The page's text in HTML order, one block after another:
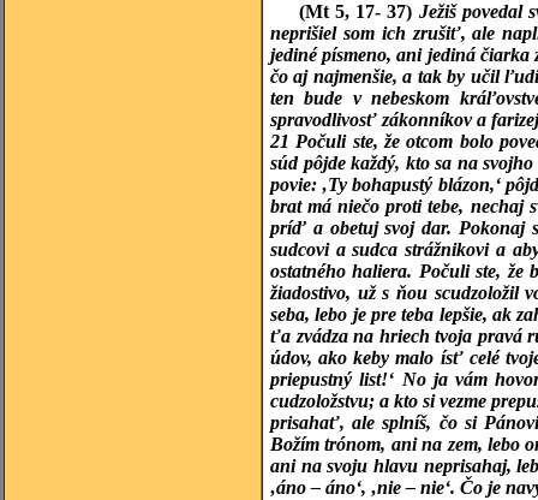
(Mt 5, 17- 37) Ježiš povedal
neprišiel som ich zrušiť, ale
jediné písmeno, ani jediná čiarka
čo aj najmenšie, a tak by učil
ten bude v nebeskom
spravodlivosť zákonníkov a
21 Počuli ste, že otcom bolo
súd pôjde každý, kto sa na
povie: ‚Ty bohapustý blázon,‘
brat má niečo proti tebe, nechaj
príď a obetuj svoj dar. Pokonaj
sudcovi a sudca strážnikovi a
ostatného haliera. Počuli ste, že
žiadostivo, už s ňou scudzoložil
seba, lebo je pre teba lepšie, ak
ťa zvádza na hriech tvoja pravá
údov, ako keby malo ísť celé
priepustný list!‘ No ja vám
cudzoložstvu; a kto si vezme
prisahať, ale splníš, čo si
Božím trónom, ani na zem, lebo
ani na svoju hlavu neprisahaj,
‚áno – áno‘, ‚nie – nie‘. Čo je